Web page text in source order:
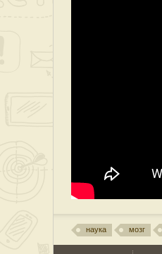
наука мозг